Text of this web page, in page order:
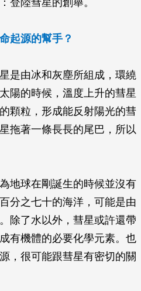
登陸彗星的創舉。
起源的幫手？
是由冰和灰塵所組成，環繞
陽的時候，溫度上升的彗星
顆粒，形成能反射陽光的彗
拖著一條長長的尾巴，所以
地球在剛誕生的時候並沒有
分之七十的海洋，可能是由
除了水以外，彗星或許還帶
有機體的必要化學元素。也
，很可能跟彗星有密切的關